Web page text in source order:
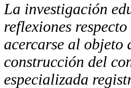
La investigación
reflexiones respecto
acercarse al objeto
construcción del
especializada